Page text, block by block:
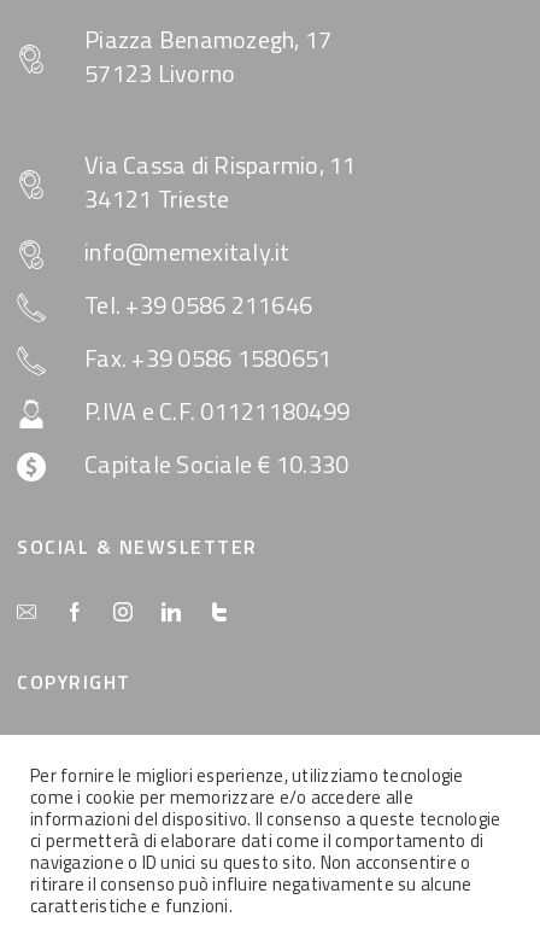
Piazza Benamozegh, 17
57123 Livorno
Via Cassa di Risparmio, 11
34121 Trieste
info@memexitaly.it
Tel. +39 0586 211646
Fax. +39 0586 1580651
P.IVA e C.F. 01121180499
Capitale Sociale € 10.330
SOCIAL & NEWSLETTER
COPYRIGHT
Tutti i contenuti del presente sito sono di proprietà
della MemEx srl, tutti i diritti riservati.
2021 © MEMEX SRL - Tutti i contenuti del presente sito sono di proprietà
Per fornire le migliori esperienze, utilizziamo tecnologie
come i cookie per memorizzare e/o accedere alle
informazioni del dispositivo. Il consenso a queste tecnologie
ci permetterà di elaborare dati come il comportamento di
navigazione o ID unici su questo sito. Non acconsentire o
ritirare il consenso può influire negativamente su alcune
caratteristiche e funzioni.